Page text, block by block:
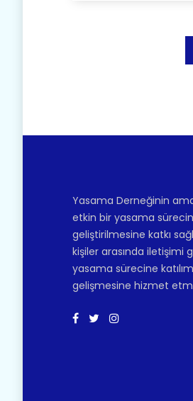
Yasama Derneğinin
etkin bir yasama
geliştirilmesine katkı
kişiler arasında
yasama sürecine
gelişmesine hizmet